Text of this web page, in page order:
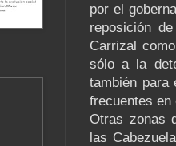
por el
reposición
Carrizal
sólo a la
también para
frecuentes en
Otras zonas
las